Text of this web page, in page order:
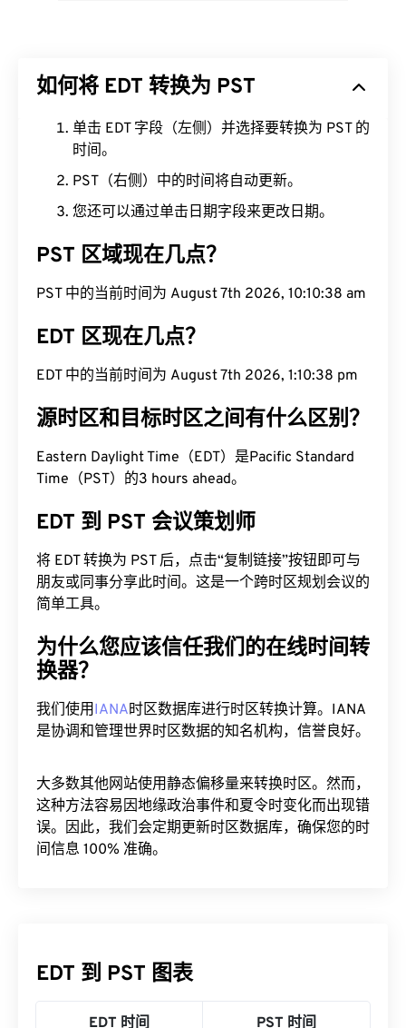
如何将 EDT 转换为 PST
单击 EDT 字段（左侧）并选择要转换为 PST 的
时间。
PST（右侧）中的时间将自动更新。
您还可以通过单击日期字段来更改日期。
PST 区域现在几点？
PST 中的当前时间为 August 7th 2026, 10:10:39 am
EDT 区现在几点？
EDT 中的当前时间为 August 7th 2026, 1:10:39 pm
源时区和目标时区之间有什么区别？
Eastern Daylight Time（EDT）是Pacific Standard
Time（PST）的3 hours ahead。
EDT 到 PST 会议策划师
将 EDT 转换为 PST 后，点击“复制链接”按钮即可与
朋友或同事分享此时间。这是一个跨时区规划会议的
简单工具。
为什么您应该信任我们的在线时间转
换器？
我们使用IANA时区数据库进行时区转换计算。IANA
是协调和管理世界时区数据的知名机构，信誉良好。
大多数其他网站使用静态偏移量来转换时区。然而，
这种方法容易因地缘政治事件和夏令时变化而出现错
误。因此，我们会定期更新时区数据库，确保您的时
间信息 100% 准确。
EDT 到 PST 图表
EDT 时间 PST 时间